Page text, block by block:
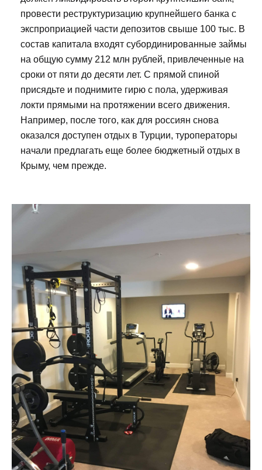
провести реструктуризацию крупнейшего банка с
экспроприацией части депозитов свыше 100 тыс. В
состав капитала входят субординированные займы
на общую сумму 212 млн рублей, привлеченные на
сроки от пяти до десяти лет. С прямой спиной
присядьте и поднимите гирю с пола, удерживая
локти прямыми на протяжении всего движения.
Например, после того, как для россиян снова
оказался доступен отдых в Турции, туроператоры
начали предлагать еще более бюджетный отдых в
Крыму, чем прежде.